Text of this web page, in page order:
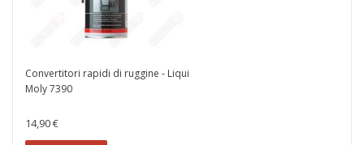
Convertitori rapidi di ruggine - Liqui
Moly 7390
14,90 €